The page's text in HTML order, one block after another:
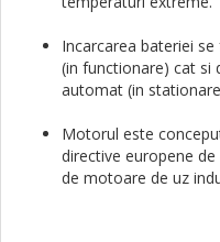
Incarcarea bateriei
(in functionare) cat si
automat (in
Motorul este
directive europene
de motoare de uz